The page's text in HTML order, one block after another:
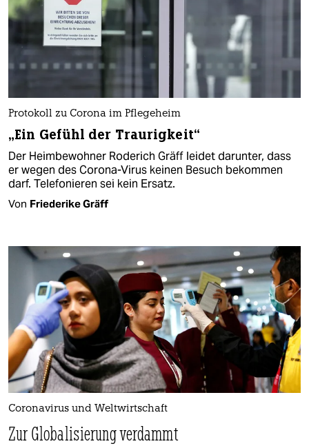
Protokoll zu Corona im Pflegeheim
„Ein Gefühl der Traurigkeit“
Der Heimbewohner Roderich Gräff leidet darunter, dass
er wegen des Corona-Virus keinen Besuch bekommen
darf. Telefonieren sei kein Ersatz.
Von Friederike Gräff
Coronavirus und Weltwirtschaft
Zur Globalisierung verdammt